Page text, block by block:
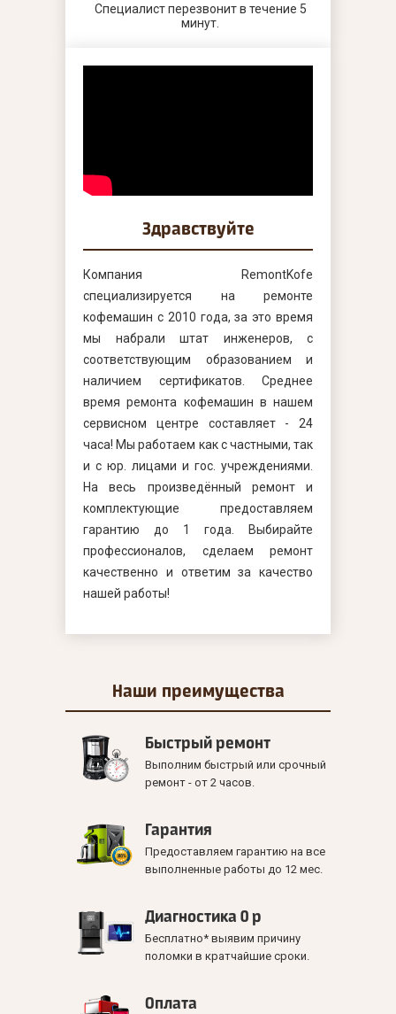
Специалист перезвонит в течение 5
минут.
Здравствуйте
Компания RemontKofe
специализируется на ремонте
кофемашин с 2010 года, за это время
мы набрали штат инженеров, с
соответствующим образованием и
наличием сертификатов. Среднее
время ремонта кофемашин в нашем
сервисном центре составляет - 24
часа! Мы работаем как с частными, так
и с юр. лицами и гос. учреждениями.
На весь произведённый ремонт и
комплектующие предоставляем
гарантию до 1 года. Выбирайте
профессионалов, сделаем ремонт
качественно и ответим за качество
нашей работы!
Наши преимущества
Быстрый ремонт
Выполним быстрый или срочный
ремонт - от 2 часов.
Гарантия
Предоставляем гарантию на все
выполненные работы до 12 мес.
Диагностика 0 р
Бесплатно* выявим причину
поломки в кратчайшие сроки.
Оплата